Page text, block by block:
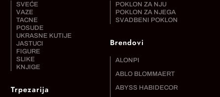
SVEĆE
VAZE
TACNE
POSUDE
UKRASNE KUTIJE
JASTUCI
FIGURE
SLIKE
KNJIGE
Trpezarija
POKLON ZA NJU
POKLON ZA NJEGA
SVADBENI POKLON
Brendovi
ALONPI
ABLO BLOMMAERT
ABYSS HABIDECOR